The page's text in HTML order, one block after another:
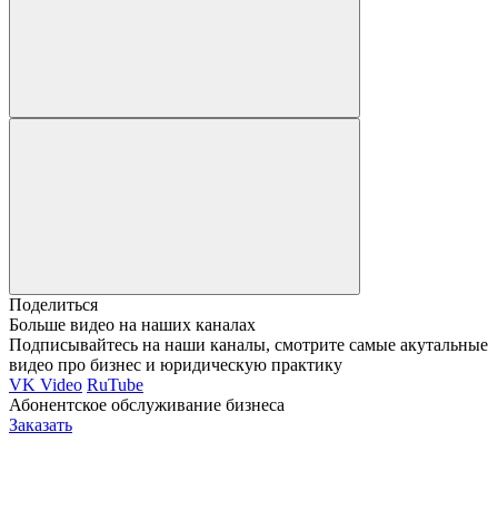
Поделиться
Больше видео на наших каналах
Подписывайтесь на наши каналы, смотрите самые акутальные
видео про бизнес и юридическую практику
VK Video RuTube
Абонентское обслуживание бизнеса
Заказать